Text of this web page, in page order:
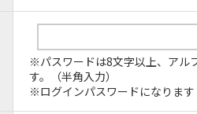
※パスワードは8文字以上、アル
す。（半角入力）
※ログインパスワードになります